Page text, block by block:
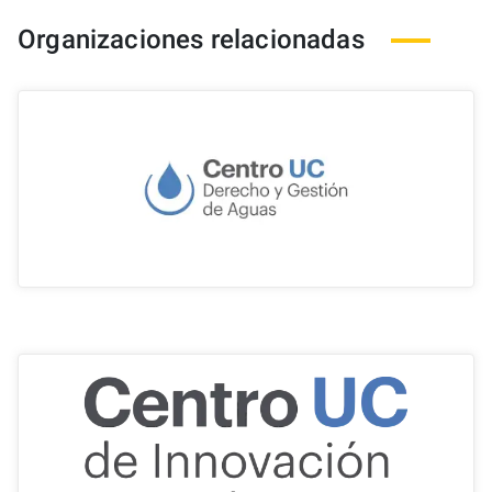
Organizaciones relacionadas